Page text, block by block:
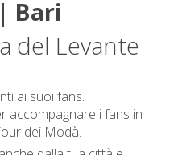
Bari
del Levante
ai suoi fans.
accompagnare i fans in
dei Modà.